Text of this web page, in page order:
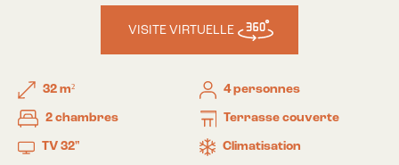
32 m² 4 personnes
2 chambres Terrasse couverte
TV 32" Climatisation
VISITE VIRTUELLE